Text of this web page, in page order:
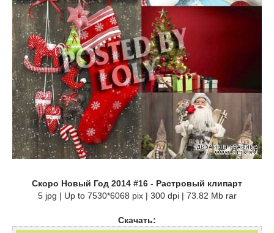
Скоро Новый Год 2014 #16 - Растровый клипарт
5 jpg | Up to 7530*6068 pix | 300 dpi | 73.82 Mb rar
Скачать: